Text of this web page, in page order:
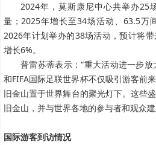
2024年，莫斯康尼中心共举办25
量；2025年增长至34场活动、63.5万
2026年计划举办的38场活动，预计将
增长6%。
普雷苏蒂表示：“重大活动进一步
和FIFA国际足联世界杯不仅吸引游客前
旧金山置于世界舞台的聚光灯下。这些
旧金山，并与世界各地的参与者和观众建
国际游客到访情况